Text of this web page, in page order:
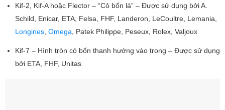
Kif-2, Kif-A hoặc Flector – “Cỏ bốn lá” – Được sử dụng bởi A.
Schild, Enicar, ETA, Felsa, FHF, Landeron, LeCoultre, Lemania,
Longines Omega , Patek Philippe, Peseux, Rolex, Valjoux
Kif-7 – Hình tròn có bốn thanh hướng vào trong – Được sử dụng
bởi ETA, FHF, Unitas